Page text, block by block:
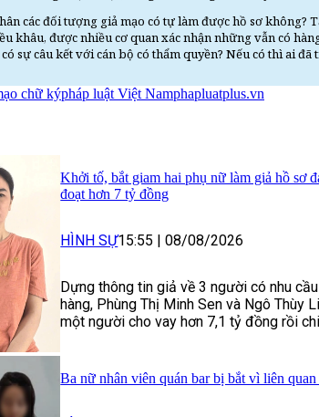
các đối tượng giả mạo có tự làm được hồ sơ không?
khâu, được nhiều cơ quan xác nhận những vẫn có
sự câu kết với cán bộ có thẩm quyền? Nếu có thì ai
chữ kýpháp luật Việt Namphapluatplus.vn
Khởi tố, bắt giam hai phụ nữ làm giả hồ sơ
đoạt hơn 7 tỷ đồng
HÌNH SỰ15:55 08/08/2026
Dựng thông tin giả về 3 người có nhu
hàng, Phùng Thị Minh Sen và Ngô Thùy
một người cho vay hơn 7,1 tỷ đồng rồi
Ba nữ nhân viên quán bar bị bắt vì liên